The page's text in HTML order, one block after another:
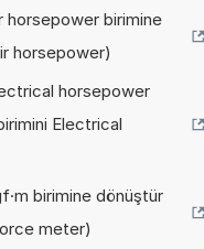
horsepower birimine
horsepower)
horsepower
Electrical
birimine dönüştür
meter)